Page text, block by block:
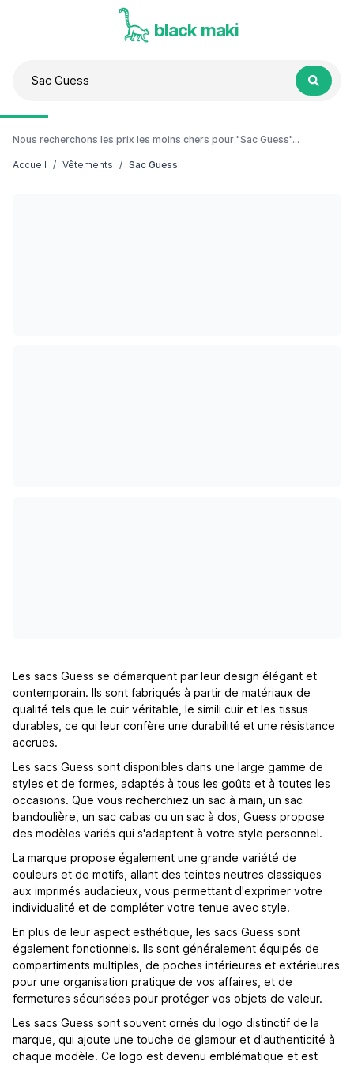
black maki
Nous recherchons les prix les moins chers pour "Sac Guess"...
Accueil / Vêtements / Sac Guess
Les sacs Guess se démarquent par leur design élégant et
contemporain. Ils sont fabriqués à partir de matériaux de
qualité tels que le cuir véritable, le simili cuir et les tissus
durables, ce qui leur confère une durabilité et une résistance
accrues.
Les sacs Guess sont disponibles dans une large gamme de
styles et de formes, adaptés à tous les goûts et à toutes les
occasions. Que vous recherchiez un sac à main, un sac
bandoulière, un sac cabas ou un sac à dos, Guess propose
des modèles variés qui s'adaptent à votre style personnel.
La marque propose également une grande variété de
couleurs et de motifs, allant des teintes neutres classiques
aux imprimés audacieux, vous permettant d'exprimer votre
individualité et de compléter votre tenue avec style.
En plus de leur aspect esthétique, les sacs Guess sont
également fonctionnels. Ils sont généralement équipés de
compartiments multiples, de poches intérieures et extérieures
pour une organisation pratique de vos affaires, et de
fermetures sécurisées pour protéger vos objets de valeur.
Les sacs Guess sont souvent ornés du logo distinctif de la
marque, qui ajoute une touche de glamour et d'authenticité à
chaque modèle. Ce logo est devenu emblématique et est